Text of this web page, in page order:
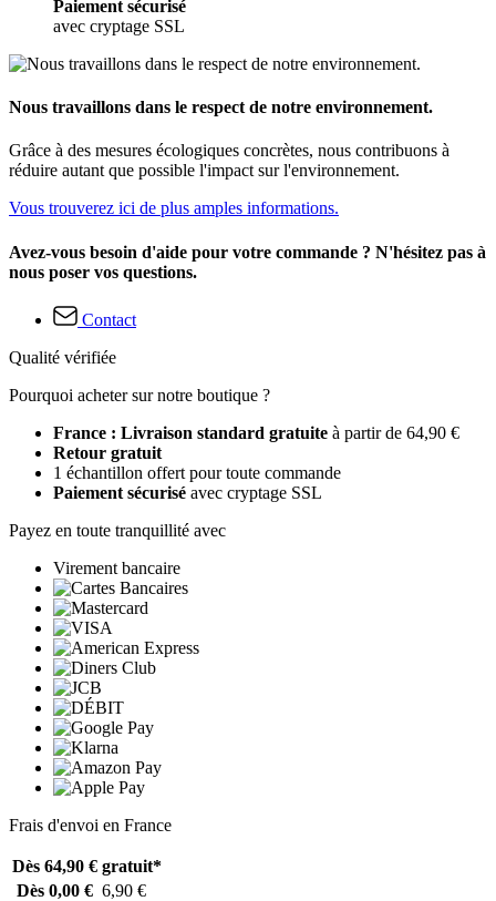
Paiement sécurisé
avec cryptage SSL
Nous travaillons dans le respect de notre environnement.
Grâce à des mesures écologiques concrètes, nous contribuons à
réduire autant que possible l'impact sur l'environnement.
Vous trouverez ici de plus amples informations.
Avez-vous besoin d'aide pour votre commande ? N'hésitez pas à
nous poser vos questions.
Contact
Qualité vérifiée
Pourquoi acheter sur notre boutique ?
France : Livraison standard gratuite à partir de 64,90 €
Retour gratuit
1 échantillon offert pour toute commande
Paiement sécurisé avec cryptage SSL
Payez en toute tranquillité avec
Virement bancaire
Frais d'envoi en France
Dès 64,90 € gratuit*
Dès 0,00 € 6,90 €